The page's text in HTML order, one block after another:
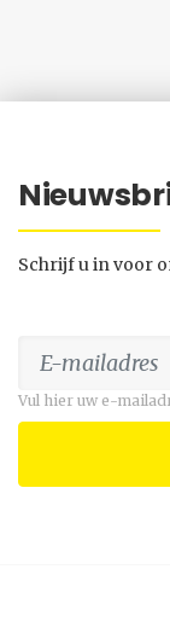
Schrijf u in voor
Vul hier uw e-